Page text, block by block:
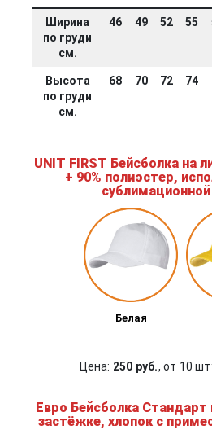
Ширина
по груди
см.
46 49 52 55
Высота
по груди
см.
68 70 72 74
UNIT FIRST Бейсболка на
+ 90% полиэстер,
Белая
Цена: 250 руб., от 10
Евро Бейсболка Стандарт
застёжке, хлопок с